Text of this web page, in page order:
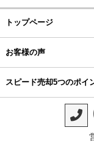
トップページ
お客様の声
スピード売却5つのポイ